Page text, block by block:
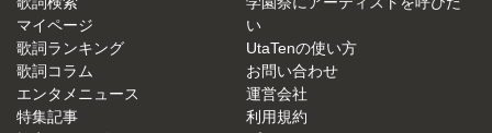
マイページ
歌詞ランキング
歌詞コラム
エンタメニュース
特集記事
い
UtaTenの使い方
お問い合わせ
運営会社
利用規約